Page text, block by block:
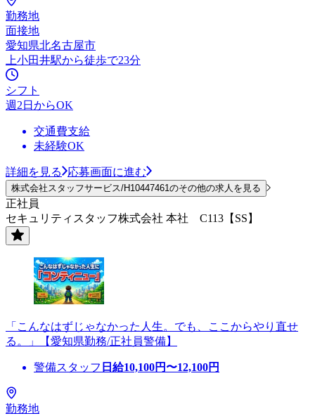
勤務地
面接地
愛知県北名古屋市
上小田井駅から徒歩で23分
シフト
週2日からOK
交通費支給
未経験OK
詳細を見る 応募画面に進む
株式会社スタッフサービス/H10447461のその他の求人を見る
正社員
セキュリティスタッフ株式会社 本社 C113【SS】
「こんなはずじゃなかった人生。でも、ここからやり直せ
る。」【愛知県勤務/正社員警備】
警備スタッフ 日給10,100円〜12,100円
勤務地